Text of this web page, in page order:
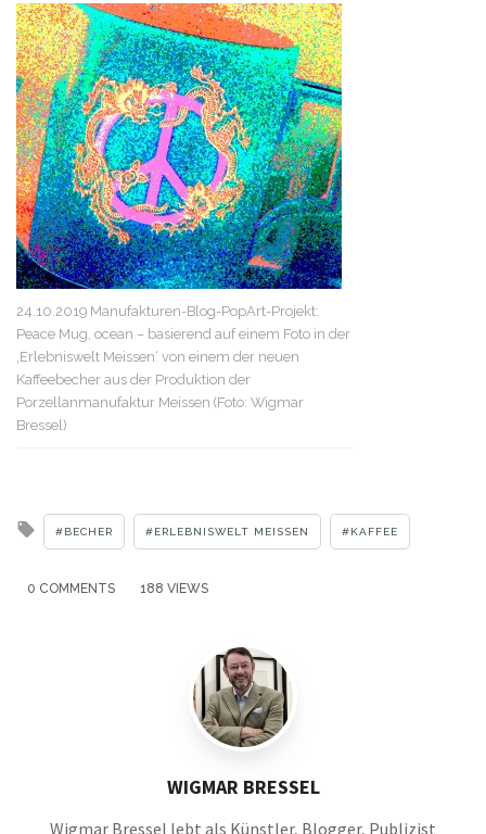
24.10.2019 Manufakturen-Blog-PopArt-Projekt:
Peace Mug, ocean – basierend auf einem Foto in der
‚Erlebniswelt Meissen‘ von einem der neuen
Kaffeebecher aus der Produktion der
Porzellanmanufaktur Meissen (Foto: Wigmar
Bressel)
Tagged
BECHER ERLEBNISWELT MEISSEN KAFFEE
0 COMMENTS 188 VIEWS
WIGMAR BRESSEL
Wigmar Bressel lebt als Künstler, Blogger, Publizist